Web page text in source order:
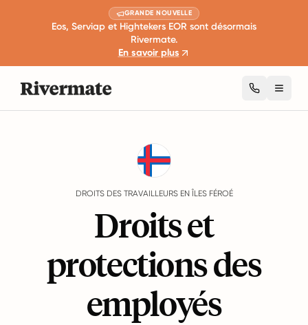
GRANDE NOUVELLE
Eos, Serviap et Hightekers EOR sont désormais
Rivermate.
En savoir plus
DROITS DES TRAVAILLEURS EN ÎLES FÉROÉ
Droits et
protections des
employés